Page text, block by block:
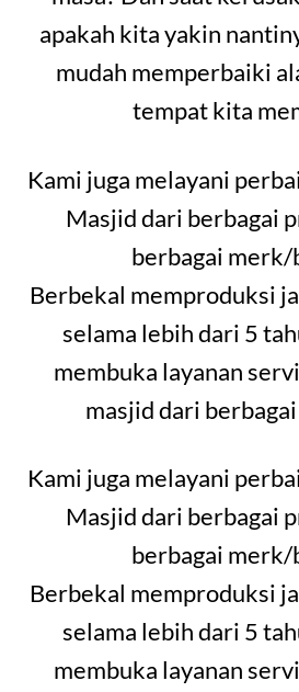
apakah kita yakin
mudah memperbaiki
tempat kita
Kami juga melayani
Masjid dari berbagai
berbagai merk/
Berbekal memproduksi
selama lebih dari 5
membuka layanan
masjid dari
Kami juga melayani
Masjid dari berbagai
berbagai merk/
Berbekal memproduksi
selama lebih dari 5
membuka layanan